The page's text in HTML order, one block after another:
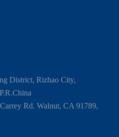
District, Rizhao City,
Rd. Walnut, CA 91789,